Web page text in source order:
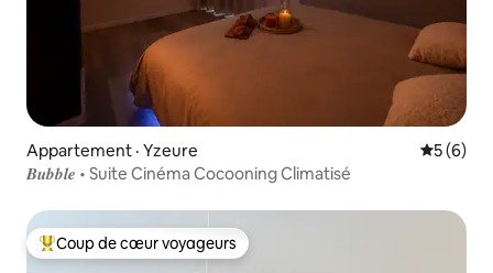
Appartement · Yzeure Note
5 (6)
𝑩𝒖𝒃𝒃𝒍𝒆 • Suite Cinéma Cocooning Climatisé
Coup de cœur voyageurs parmi les plus aimés
Coup de cœur voyageurs